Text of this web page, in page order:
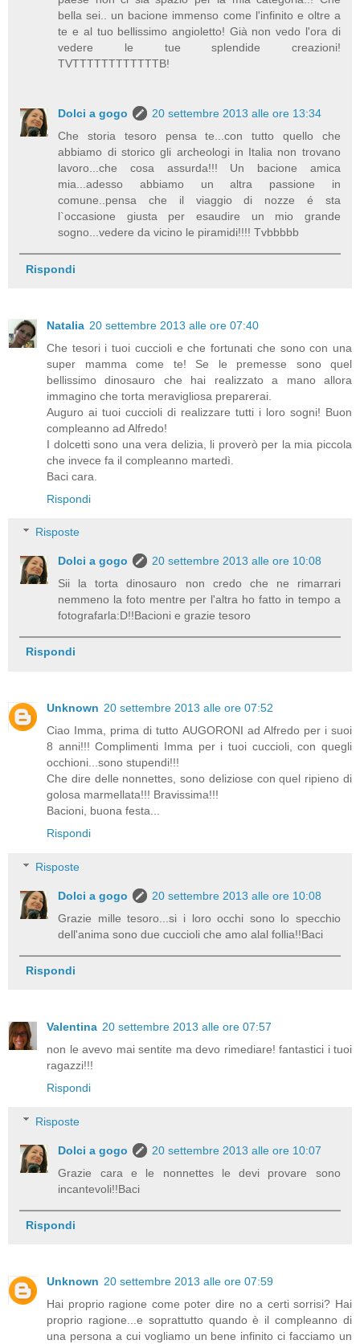
bella sei.. un bacione immenso come l'infinito e oltre a
te e al tuo bellissimo angioletto! Già non vedo l'ora di
vedere le tue splendide creazioni!
TVTTTTTTTTTTTTB!
Dolci a gogo
20 settembre 2013 alle ore 13:34
Che storia tesoro pensa te...con tutto quello che
abbiamo di storico gli archeologi in Italia non trovano
lavoro...che cosa assurda!!! Un bacione amica
mia...adesso abbiamo un altra passione in
comune..pensa che il viaggio di nozze é sta
l`occasione giusta per esaudire un mio grande
sogno...vedere da vicino le piramidi!!!! Tvbbbbb
Rispondi
Natalia 20 settembre 2013 alle ore 07:40
Che tesori i tuoi cuccioli e che fortunati che sono con una
super mamma come te! Se le premesse sono quel
bellissimo dinosauro che hai realizzato a mano allora
immagino che torta meravigliosa preparerai.
Auguro ai tuoi cuccioli di realizzare tutti i loro sogni! Buon
compleanno ad Alfredo!
I dolcetti sono una vera delizia, li proverò per la mia piccola
che invece fa il compleanno martedì.
Baci cara.
Rispondi
Risposte
Dolci a gogo
20 settembre 2013 alle ore 10:08
Sii la torta dinosauro non credo che ne rimarrari
nemmeno la foto mentre per l'altra ho fatto in tempo a
fotografarla:D!!Bacioni e grazie tesoro
Rispondi
Unknown 20 settembre 2013 alle ore 07:52
Ciao Imma, prima di tutto AUGORONI ad Alfredo per i suoi
8 anni!!! Complimenti Imma per i tuoi cuccioli, con quegli
occhioni...sono stupendi!!!
Che dire delle nonnettes, sono deliziose con quel ripieno di
golosa marmellata!!! Bravissima!!!
Bacioni, buona festa...
Rispondi
Risposte
Dolci a gogo
20 settembre 2013 alle ore 10:08
Grazie mille tesoro...si i loro occhi sono lo specchio
dell'anima sono due cuccioli che amo alal follia!!Baci
Rispondi
Valentina 20 settembre 2013 alle ore 07:57
non le avevo mai sentite ma devo rimediare! fantastici i tuoi
ragazzi!!!
Rispondi
Risposte
Dolci a gogo
20 settembre 2013 alle ore 10:07
Grazie cara e le nonnettes le devi provare sono
incantevoli!!Baci
Rispondi
Unknown 20 settembre 2013 alle ore 07:59
Hai proprio ragione come poter dire no a certi sorrisi? Hai
proprio ragione...e soprattutto quando è il compleanno di
una persona a cui vogliamo un bene infinito ci facciamo un